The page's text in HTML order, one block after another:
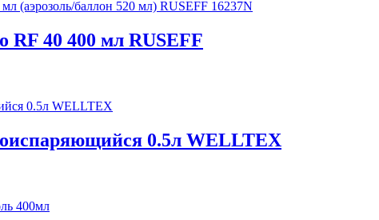
RF 40 400 мл RUSEFF
0.5л WELLTEX